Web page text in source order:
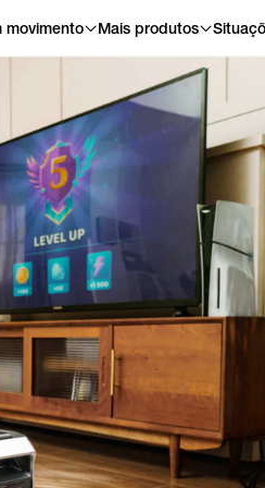
movimento Mais produtos